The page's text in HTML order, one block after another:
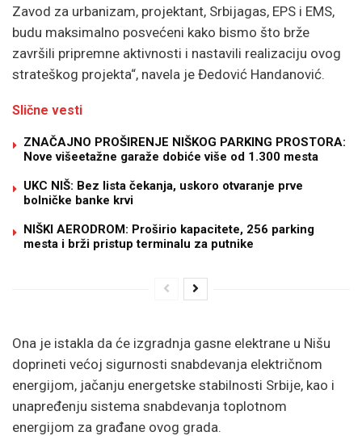
Zavod za urbanizam, projektant, Srbijagas, EPS i EMS,
budu maksimalno posvećeni kako bismo što brže
završili pripremne aktivnosti i nastavili realizaciju ovog
strateškog projekta“, navela je Đedović Handanović.
Slične vesti
ZNAČAJNO PROŠIRENJE NIŠKOG PARKING PROSTORA:
Nove višeetažne garaže dobiće više od 1.300 mesta
UKC NIŠ: Bez lista čekanja, uskoro otvaranje prve
bolničke banke krvi
NIŠKI AERODROM: Proširio kapacitete, 256 parking
mesta i brži pristup terminalu za putnike
Ona je istakla da će izgradnja gasne elektrane u Nišu
doprineti većoj sigurnosti snabdevanja električnom
energijom, jačanju energetske stabilnosti Srbije, kao i
unapređenju sistema snabdevanja toplotnom
energijom za građane ovog grada.